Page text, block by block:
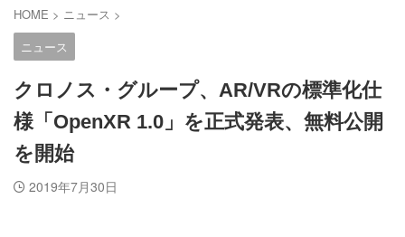
HOME > ニュース >
ニュース
クロノス・グループ、AR/VRの標準化仕
様「OpenXR 1.0」を正式発表、無料公開
を開始
2019年7月30日